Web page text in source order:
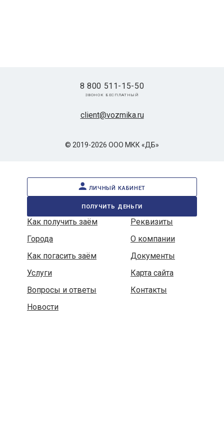
© 2019-2026 ООО МКК «ДБ»
client@vozmika.ru
8 800 511-15-50
звонок бесплатный
личный кабинет
получить деньги
Как получить заём
Реквизиты
Города
О компании
Как погасить заём
Документы
Услуги
Карта сайта
Вопросы и ответы
Контакты
Новости